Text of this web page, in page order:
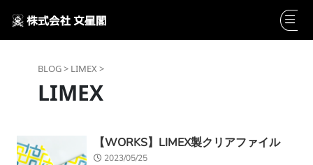
BLOG > LIMEX >
LIMEX
【WORKS】LIMEX製クリアファイル
2023/05/25